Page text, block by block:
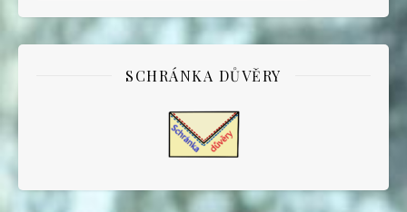
SCHRÁNKA DŮVĚRY